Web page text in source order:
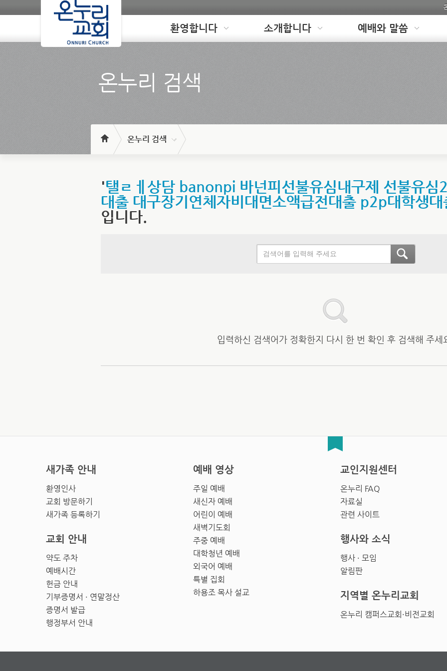
Loading 환영합니다 소개합니다 예배와 말씀
온누리 검색
온누리 검색
'탤ㄹㅔ상담 banonpi 바넌피선불유심내구제 선불유심
대출 대구장기연체자비대면소액급전대출 p2p대학생대
입니다.
입력하신 검색어가 정확한지 다시 한 번 확인 후 검색해 주세
새가족 안내
환영인사
교회 방문하기
새가족 등록하기
예배 영상
주일 예배
새신자 예배
어린이 예배
새벽기도회
주중 예배
대학청년 예배
외국어 예배
특별 집회
하용조 목사 설교
교인지원센터
온누리 FAQ
자료실
관련 사이트
교회 안내
약도 주차
예배시간
헌금 안내
기부증명서 · 연말정산
증명서 발급
행정부서 안내
행사와 소식
행사 · 모임
알림판
지역별 온누리교회
온누리 캠퍼스교회·비전교회